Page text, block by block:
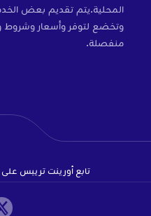
المحلية.يتم تقديم بعض
وتخضع لتوفر وأسعار وشروط
منفصلة.
تابع أورينت تريبس